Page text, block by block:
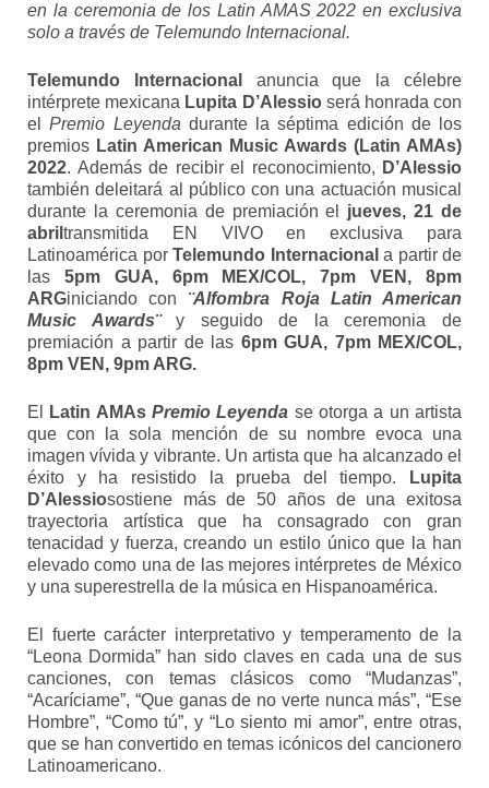
en la ceremonia de los Latin AMAS 2022 en exclusiva
solo a través de Telemundo Internacional.
Telemundo Internacional anuncia que la célebre
intérprete mexicana Lupita D’Alessioserá honrada con
elPremio Leyenda durante la séptima edición de los
premios Latin American Music Awards (Latin AMAs)
2022. Además de recibir el reconocimiento, D’Alessio
también deleitará al público con una actuación musical
durante la ceremonia de premiación el jueves, 21 de
abril transmitida EN VIVO en exclusiva para
Latinoamérica por Telemundo Internacional a partir de
las 5pm GUA, 6pm MEX/COL, 7pm VEN, 8pm
ARGiniciando con ¨Alfombra Roja Latin American
Music Awards¨y seguido de la ceremonia de
premiación a partir de las 6pm GUA, 7pm MEX/COL,
8pm VEN, 9pm ARG.
El Latin AMAsPremio Leyenda se otorga a un artista
que con la sola mención de su nombre evoca una
imagen vívida y vibrante. Un artista que ha alcanzado el
éxito y ha resistido la prueba del tiempo.
Lupita
D’Alessiosostiene más de 50 años de una exitosa
trayectoria artística que ha consagrado con gran
tenacidad y fuerza, creando un estilo único que la han
elevado como una de las mejores intérpretes de México
y una superestrella de la música en Hispanoamérica.
El fuerte carácter interpretativo y temperamento de la
“Leona Dormida” han sido claves en cada una de sus
canciones, con temas clásicos como “Mudanzas”,
“Acaríciame”, “Que ganas de no verte nunca más”, “Ese
Hombre”, “Como tú”, y “Lo siento mi amor”, entre otras,
que se han convertido en temas icónicos del cancionero
Latinoamericano.